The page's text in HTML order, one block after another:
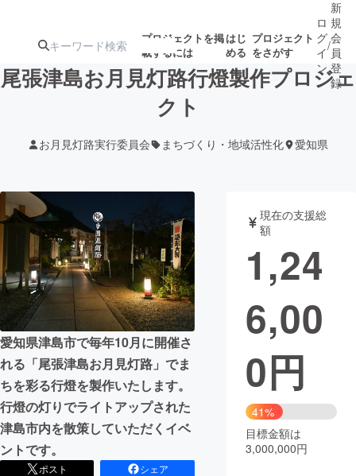
プロジェクトを掲
載するには
はじ
める
プロジェクト
をさがす
ジェクト
注目のリ
ターン
注目の新着プロ
ジェクト
募集終了が近いプ
ロジェクト
もうすぐ公開
されます
アート・写真 音楽
テクノロジー・ガジェット ゲーム・サ
映像・映画
ビジネス・起業
まちづくり・地域活性化
CAMPFIRE for Social Good
CAMPFIRE Creation
CAMPFIREふるさと納税machi-ya コミュニティ
ロ
グ
イ
ン
/
新
規
会
員
登
録
尾張津島お月見灯路行燈製作プロジェ
クト
お月見灯路実行委員会 まちづくり・地域活性化 愛知県
愛知県津島市で毎年10月に開催さ
れる「尾張津島お月見灯路」でま
ちを彩る行燈を製作いたします。
行燈の灯りでライトアップされた
津島市内を散策していただくイベ
ントです。
ポスト
シェア
現在の支援総
額
1,24
6,00
0円
41%
目標金額は
3,000,000円